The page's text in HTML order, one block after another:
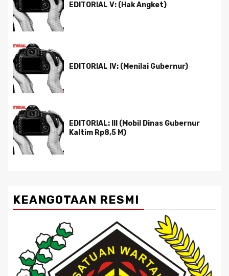
EDITORIAL V: (Hak Angket)
EDITORIAL IV: (Menilai Gubernur)
EDITORIAL: III (Mobil Dinas Gubernur
Kaltim Rp8,5 M)
KEANGOTAAN RESMI